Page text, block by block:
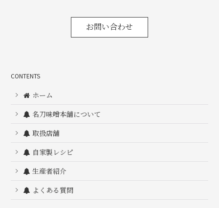
お問い合わせ
CONTENTS
ホーム
名刀味噌本舗について
取扱店舗
自家製レシピ
生産者紹介
よくある質問